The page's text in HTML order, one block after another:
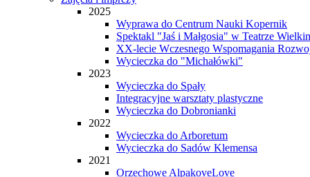
2025
Wyprawa do Centrum Nauki Kopernik
Spektakl "Jaś i Małgosia" w Teatrze
XX-lecie Wczesnego Wspomagania
Wycieczka do "Michałówki"
2023
Wycieczka do Spały
Integracyjne warsztaty plastyczne
Wycieczka do Dobronianki
2022
Wycieczka do Arboretum
Wycieczka do Sadów Klemensa
2021
Orzechowe AlpakoveLove